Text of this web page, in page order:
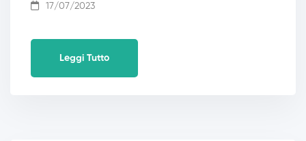
17/07/2023
Leggi Tutto